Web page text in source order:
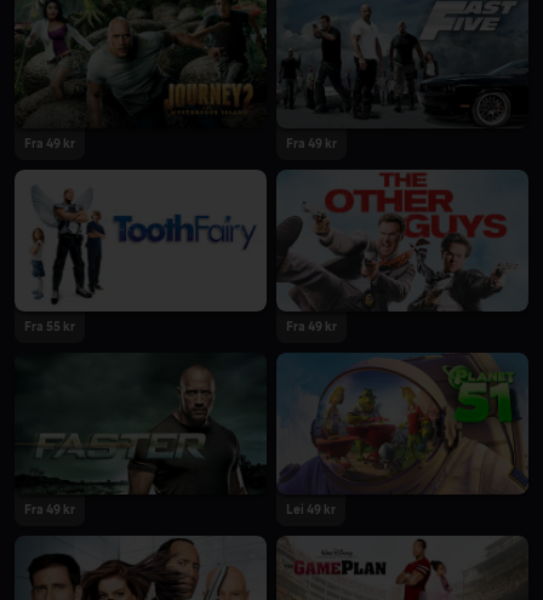
Fra 49 kr Fra 49 kr
Fra 55 kr Fra 49 kr
Fra 49 kr Lei 49 kr